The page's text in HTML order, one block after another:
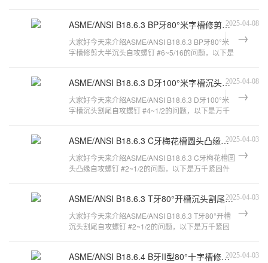
ASME/ANSI B18.6.3 BP牙80°米字槽修剪大半沉头自攻螺钉 #6~5/162025-04-08
大家好今天来介绍ASME/ANSI B18.6.3 BP牙80°米
字槽修剪大半沉头自攻螺钉 #6~5/16的问题，以下是
ASME/ANSI B18.6.3 D牙100°米字槽沉头割尾自攻螺钉 #4~1/22025-04-08
大家好今天来介绍ASME/ANSI B18.6.3 D牙100°米
字槽沉头割尾自攻螺钉 #4~1/2的问题，以下是万千
ASME/ANSI B18.6.3 C牙梅花槽圆头凸缘自攻螺钉 #2~1/22025-04-03
大家好今天来介绍ASME/ANSI B18.6.3 C牙梅花槽圆
头凸缘自攻螺钉 #2~1/2的问题，以下是万千紧固件
ASME/ANSI B18.6.3 T牙80°开槽沉头割尾自攻螺钉 #2~1/2
2025-04-03
大家好今天来介绍ASME/ANSI B18.6.3 T牙80°开槽
沉头割尾自攻螺钉 #2~1/2的问题，以下是万千紧固
ASME/ANSI B18.6.4 B牙II型80°十字槽修剪小半沉头自攻螺钉 #6~5/162025-04-03